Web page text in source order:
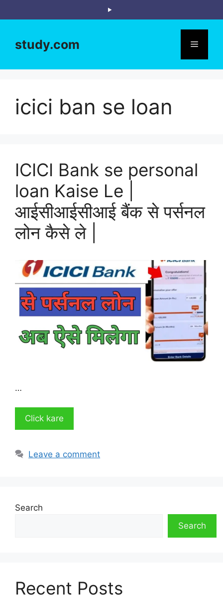
to
study.com Menu
icici ban se loan
ICICI Bank se personal
loan Kaise Le |
आईसीआईसीआई बैंक से पर्सनल
लोन कैसे ले |
…
Click kare
Leave a comment
Search
Search
Recent Posts